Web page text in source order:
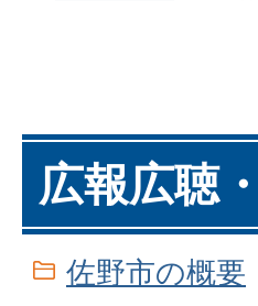
広報広聴
佐野市の概要